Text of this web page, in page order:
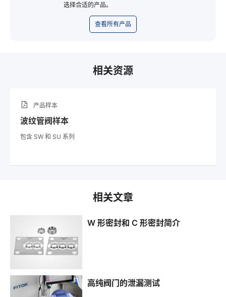
选择合适的产品。
查看所有产品
相关资源
产品样本
波纹管阀样本
包含 SW 和 SU 系列
相关文章
W 形密封和 C 形密封简介
高纯阀门的泄漏测试